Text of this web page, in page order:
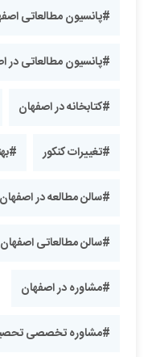
#پانسیون مطالعاتی
#پانسیون مطالعاتی در
#کتابخانه در اصفهان
#تغییرات کنکور
#سالن مطالعه در اصفهان
#سالن مطالعاتی اصفهان
#مشاوره در اصفهان
#مشاوره تخصصی